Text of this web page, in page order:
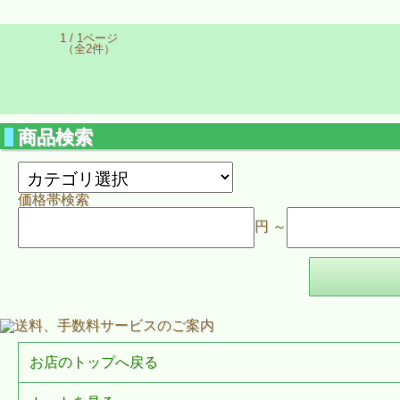
1 / 1ページ
（全2件）
商品検索
価格帯検索
円 ～
お店のトップへ戻る